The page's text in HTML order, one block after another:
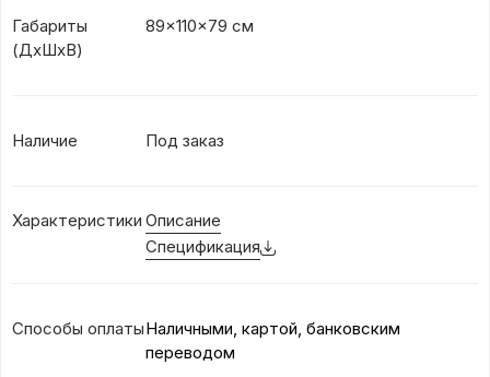
Габариты
(ДхШxВ)
89x110x79 см
Наличие Под заказ
Характеристики Описание
Спецификация
Способы оплатыНаличными, картой, банковским
переводом